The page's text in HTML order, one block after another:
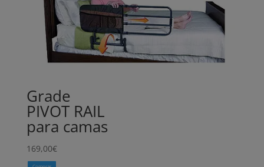
Grade
PIVOT RAIL
para camas
169,00€